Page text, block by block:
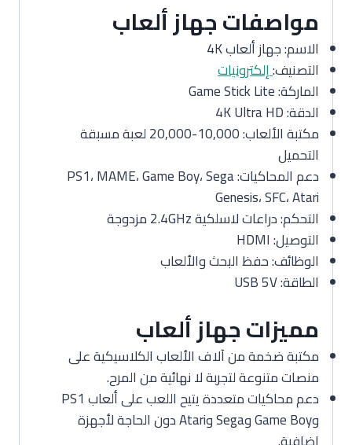
مواصفات جهاز ألعاب
الاسم: جهاز ألعاب 4K
التصنيف:إلكترونيات
الماركة: Game Stick Lite
الدقة: 4K Ultra HD
مكتبة الألعاب: 10,000-20,000 لعبة مسبقة
التحميل
دعم المحاكيات: PS1، MAME، Game Boy، Sega
Genesis، SFC، Atari
التحكم: دراعات لاسلكية 2.4GHz مزدوجة
التوصيل: HDMI
الوظائف: حفظ البحث والألعاب
الطاقة: USB 5V
مميزات جهاز ألعاب
مكتبة ضخمة من آلاف الألعاب الكلاسيكية على
منصات متنوعة لتجربة لا نهائية من المرح.
دعم محاكيات متعددة يتيح اللعب على ألعاب PS1
وGame Boy وSega وAtari دون الحاجة لأجهزة